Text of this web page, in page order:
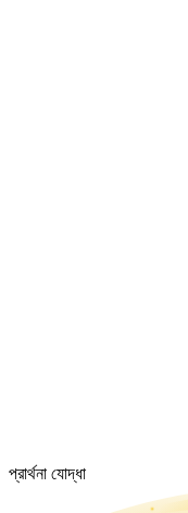
প্রার্থনা যোদ্ধা